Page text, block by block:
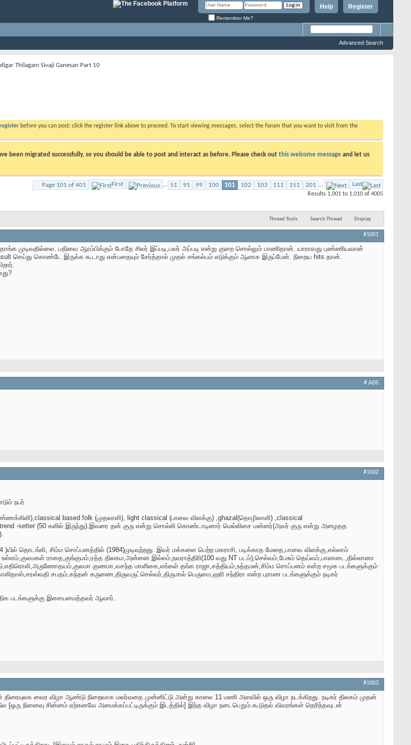
Register
Help
Remember Me?
Advanced Search
Thilagam Sivaji Ganesan Part 10
register before you can post: click the register link above to proceed. To start viewing messages, select the forum that you want to visit from the
been migrated successfully, so you should be able to post and interact as before. Please check out this welcome message and let us
Page 101 of 401 First ... 51 91 99 100 101 102 103 111 151 201 ... Last
Results 1,001 to 1,010 of 4005
Thread Tools Search Thread Display
#1001
முடிவதில்லை. பதிவை ஆரம்பிக்கும் போதே சிலர் இப்படி,பலர் அப்படி என்று குறை சொல்லும் பாணிதான். யாராவது புண்ணியவான்
செய்து கொண்டே இருக்க கூடாது என்பதையும் சேர்த்தால் முதல் சங்கல்பம் எடுக்கும் ஆளாக இருப்பேன். நிறைய hits தான்.
# ADS
#1002
நபர்.
based folk (முதலாளி), light classical (பாவை விளக்கு) ,ghazal(தொழிலாளி) ,classical
trend -setter (50 களில் இருந்து).இவரை தன் குரு என்று சொல்லி கொண்டாடினார் மெல்லிசை மன்னர்(அவர் குரு என்று அழைதத
)யில் தொடங்கி, சிம்ம சொப்பனத்தில் (1984)முடிவுற்றது. இவர் மக்களை பெற்ற மகராசி, படிக்காத மேதை,பாவை விளக்கு,எல்லாம்
உள்ளம்,குலமகள் ராதை,குங்குமம்,ரத்த திலகம,அன்னை இல்லம்,நவராத்திரி(100 வது NT படம்),செல்வம்,பேசும் தெய்வம்,பாலாடை,தில்லானா
குணமா,வசந்த மாளிகை,எங்கள் தங்க ராஜா,சத்தியம்,உத்தமன்,சிம்ம சொப்பனம் என்ற சமூக படங்களுக்கும்
சபதம்,கந்தன் கருணை,திருவருட்செல்வர்,திருமால் பெருமை,ஹரி சந்திரா என்ற புராண படங்களுக்கும் நடிகர்
படங்களுக்கு இசையமைத்தவர் ஆவார்.
#1003
திரையுலக வைர விழா ஆண்டு நிறைவாக மலர்வதை முன்னிட்டு அன்று காலை 11 மணி அளவில் ஒரு விழா நடக்கிறது. நடிகர் திலகம் முதன்
நினைவு சின்னம் ஏற்கனவே அமைக்கப்பட்டிருக்கும் இடத்தில்] இந்த விழா நடைபெறும்.கூடுதல் விவரங்கள் தெரிந்தவுடன்